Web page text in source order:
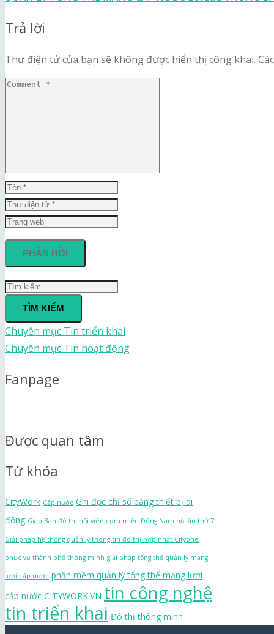
Trả lời
Thư điện tử của bạn sẽ không được hiển thị công khai.
TÌM KIẾM
Chuyên mục Tin triển khai
Chuyên mục Tin hoạt động
Fanpage
Được quan tâm
Từ khóa
CityWork Cấp nước Ghi đọc chỉ số bằng thiết bị di
động Giao Ban đô thị hội viên cụm miền Đông Nam bộ lần thứ 7
Giải pháp hệ thống quản lý thông tin đô thị hợp nhất Cityone
phục vụ thành phố thông minh giải pháp tổng thể quản lý mạng
lưới cấp nước phần mềm quản lý tổng thể mạng lưới
cấp nước CITYWORK.VN tin công nghệ
tin triển khai Đô thị thông minh